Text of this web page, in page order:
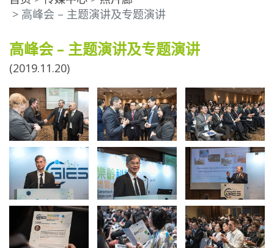
高峰会 – 主题演讲及专题演讲
高峰会 – 主题演讲及专题演讲
(2019.11.20)